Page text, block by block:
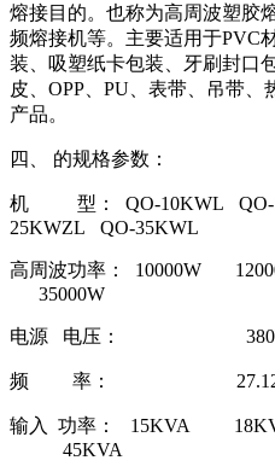
熔接目的。也称为高周波塑胶
频熔接机等。主要适用于PVC
装、吸塑纸卡包装、牙刷封口
皮、OPP、PU、表带、吊带
产品。
四、 的规格参数：
机 型： QO-10KWL QO-
25KWZL QO-35KWL
高周波功率： 10000W
35000W
电源 电压： 380V
频 率：
输入 功率： 15KVA
45KVA